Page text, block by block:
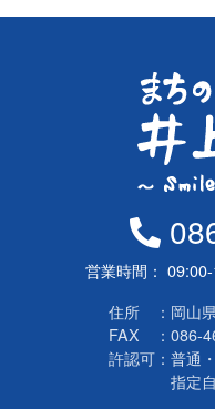
営業時間
住所
岡山
FAX
086-
許認可
普通
指定